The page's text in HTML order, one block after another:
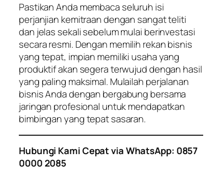
Pastikan Anda membaca seluruh isi
perjanjian kemitraan dengan sangat teliti
dan jelas sekali sebelum mulai berinvestasi
secara resmi. Dengan memilih rekan bisnis
yang tepat, impian memiliki usaha yang
produktif akan segera terwujud dengan hasil
yang paling maksimal. Mulailah perjalanan
bisnis Anda dengan bergabung bersama
jaringan profesional untuk mendapatkan
bimbingan yang tepat sasaran.
Hubungi Kami Cepat via WhatsApp: 0857
0000 2085